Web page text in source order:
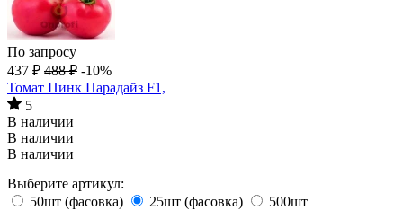
По запросу
437 ₽ 488 ₽ -10%
Томат Пинк Парадайз F1,
5
В наличии
В наличии
В наличии
Выберите артикул:
50шт (фасовка)
25шт (фасовка) 500шт